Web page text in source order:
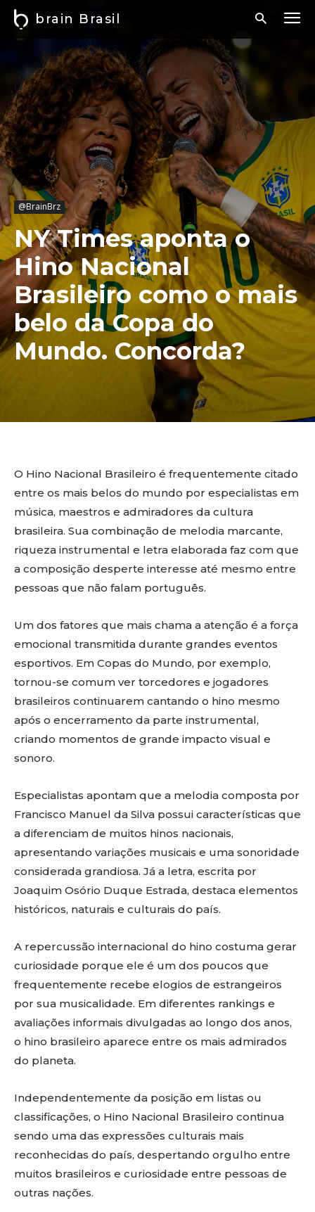
brain Brasil
@BrainBrz
NY Times aponta o
Hino Nacional
Brasileiro como o mais
belo da Copa do
Mundo. Concorda?
O Hino Nacional Brasileiro é frequentemente citado
entre os mais belos do mundo por especialistas em
música, maestros e admiradores da cultura
brasileira. Sua combinação de melodia marcante,
riqueza instrumental e letra elaborada faz com que
a composição desperte interesse até mesmo entre
pessoas que não falam português.
Um dos fatores que mais chama a atenção é a força
emocional transmitida durante grandes eventos
esportivos. Em Copas do Mundo, por exemplo,
tornou-se comum ver torcedores e jogadores
brasileiros continuarem cantando o hino mesmo
após o encerramento da parte instrumental,
criando momentos de grande impacto visual e
sonoro.
Especialistas apontam que a melodia composta por
Francisco Manuel da Silva possui características que
a diferenciam de muitos hinos nacionais,
apresentando variações musicais e uma sonoridade
considerada grandiosa. Já a letra, escrita por
Joaquim Osório Duque Estrada, destaca elementos
históricos, naturais e culturais do país.
A repercussão internacional do hino costuma gerar
curiosidade porque ele é um dos poucos que
frequentemente recebe elogios de estrangeiros
por sua musicalidade. Em diferentes rankings e
avaliações informais divulgadas ao longo dos anos,
o hino brasileiro aparece entre os mais admirados
do planeta.
Independentemente da posição em listas ou
classificações, o Hino Nacional Brasileiro continua
sendo uma das expressões culturais mais
reconhecidas do país, despertando orgulho entre
muitos brasileiros e curiosidade entre pessoas de
outras nações.